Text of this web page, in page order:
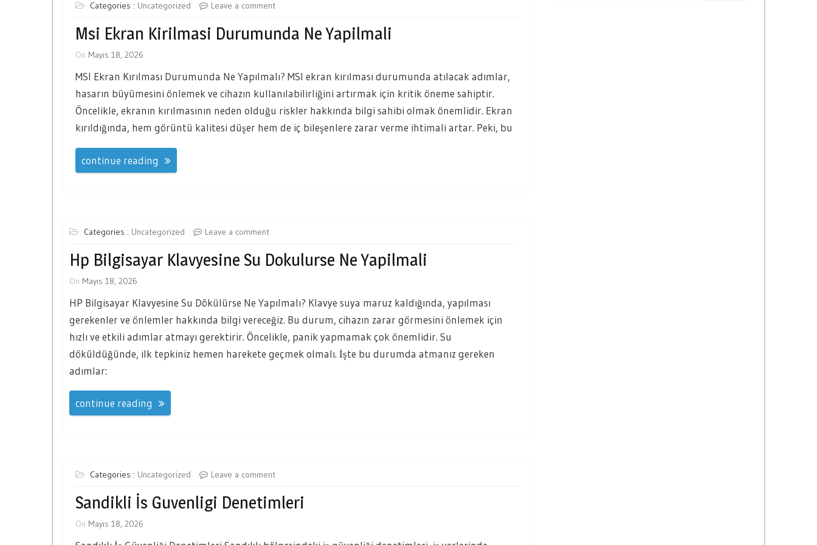
Categories : Uncategorized Leave a comment
Msi Ekran Kirilmasi Durumunda Ne Yapilmali
On Mayıs 18, 2026
MSI Ekran Kırılması Durumunda Ne Yapılmalı? MSI ekran kırılması durumunda atılacak adımlar,
hasarın büyümesini önlemek ve cihazın kullanılabilirliğini artırmak için kritik öneme sahiptir.
Öncelikle, ekranın kırılmasının neden olduğu riskler hakkında bilgi sahibi olmak önemlidir. Ekran
kırıldığında, hem görüntü kalitesi düşer hem de iç bileşenlere zarar verme ihtimali artar. Peki, bu
continue reading
Categories : Uncategorized Leave a comment
Hp Bilgisayar Klavyesine Su Dokulurse Ne Yapilmali
On Mayıs 18, 2026
HP Bilgisayar Klavyesine Su Dökülürse Ne Yapılmalı? Klavye suya maruz kaldığında, yapılması
gerekenler ve önlemler hakkında bilgi vereceğiz. Bu durum, cihazın zarar görmesini önlemek için
hızlı ve etkili adımlar atmayı gerektirir. Öncelikle, panik yapmamak çok önemlidir. Su
döküldüğünde, ilk tepkiniz hemen harekete geçmek olmalı. İşte bu durumda atmanız gereken
adımlar:
continue reading
Categories : Uncategorized Leave a comment
Sandikli İs Guvenligi Denetimleri
On Mayıs 18, 2026